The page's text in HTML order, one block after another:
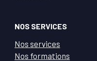
NOS SERVICES
Nos services
Nos formations